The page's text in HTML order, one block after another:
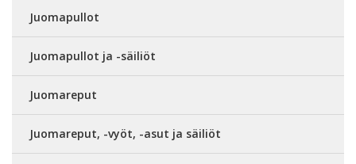
Juomapullot
Juomapullot ja -säiliöt
Juomareput
Juomareput, -vyöt, -asut ja säiliöt